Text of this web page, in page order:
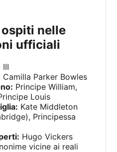
ufficiali
III
Camilla Parker Bowles
Principe William,
Louis
Kate Middleton
Principessa
Hugo Vickers
vicine ai reali